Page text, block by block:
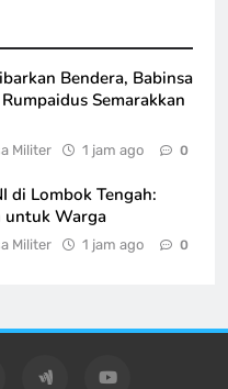
Bendera, Babinsa
Semarakkan
Militer 1 jam ago 0
di Lombok Tengah:
untuk Warga
Militer 1 jam ago 0